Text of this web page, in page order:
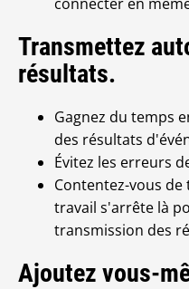
Transmettez
résultats.
Gagnez du temps
des résultats
Évitez les erreurs
Contentez-vous
travail s'arrête là
transmission des
Ajoutez vous-